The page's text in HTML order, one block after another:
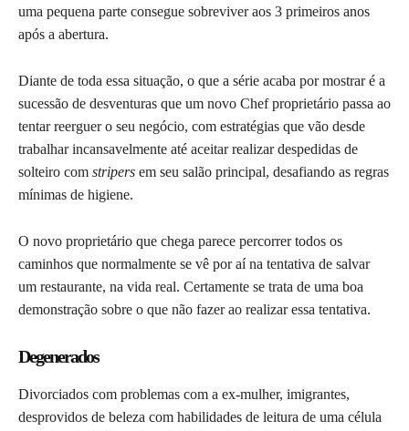
uma pequena parte consegue sobreviver aos 3 primeiros anos
após a abertura.
Diante de toda essa situação, o que a série acaba por mostrar é a
sucessão de desventuras que um novo Chef proprietário passa ao
tentar reerguer o seu negócio, com estratégias que vão desde
trabalhar incansavelmente até aceitar realizar despedidas de
solteiro com stripers em seu salão principal, desafiando as regras
mínimas de higiene.
O novo proprietário que chega parece percorrer todos os
caminhos que normalmente se vê por aí na tentativa de salvar
um restaurante, na vida real. Certamente se trata de uma boa
demonstração sobre o que não fazer ao realizar essa tentativa.
Degenerados
Divorciados com problemas com a ex-mulher, imigrantes,
desprovidos de beleza com habilidades de leitura de uma célula